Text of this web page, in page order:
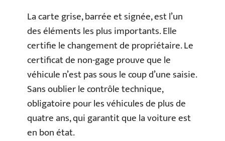
La carte grise, barrée et signée, est l’un
des éléments les plus importants. Elle
certifie le changement de propriétaire. Le
certificat de non-gage prouve que le
véhicule n’est pas sous le coup d’une saisie.
Sans oublier le contrôle technique,
obligatoire pour les véhicules de plus de
quatre ans, qui garantit que la voiture est
en bon état.